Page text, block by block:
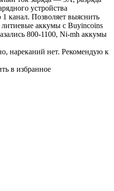
устройства
канал. Позволяет выяснить
аккумы с Buyincoins
800-1100, Ni-mh аккумы
нареканий нет. Рекомендую к
в избранное